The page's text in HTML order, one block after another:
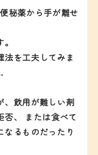
秘薬から手が離せ
を工夫してみま
、飲用が難しい剤
否、 または食べて
なるものだったり